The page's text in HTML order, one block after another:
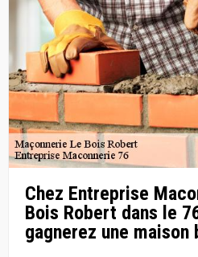
Chez Entreprise
Bois Robert dans le
gagnerez une